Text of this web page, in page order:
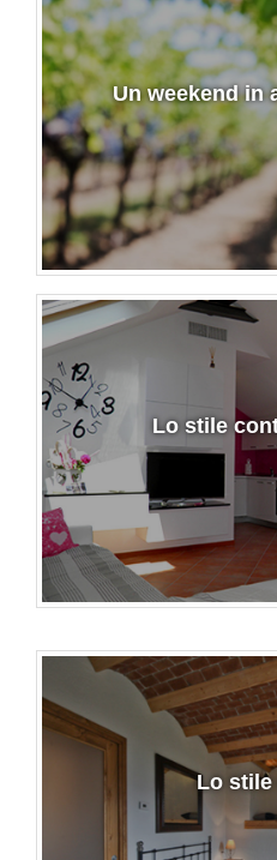
Un weekend in
Lo stile
Lo